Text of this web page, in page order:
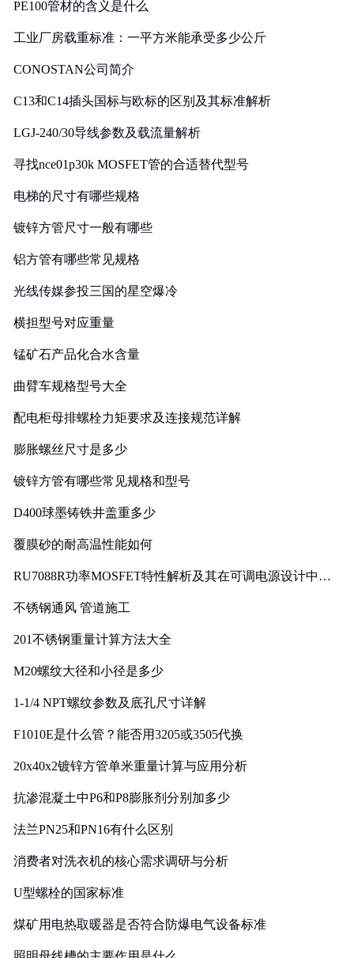
PE100管材的含义是什么
工业厂房载重标准：一平方米能承受多少公斤
CONOSTAN公司简介
C13和C14插头国标与欧标的区别及其标准解析
LGJ-240/30导线参数及载流量解析
寻找nce01p30k MOSFET管的合适替代型号
电梯的尺寸有哪些规格
镀锌方管尺寸一般有哪些
铝方管有哪些常见规格
光线传媒参投三国的星空爆冷
横担型号对应重量
锰矿石产品化合水含量
曲臂车规格型号大全
配电柜母排螺栓力矩要求及连接规范详解
膨胀螺丝尺寸是多少
镀锌方管有哪些常见规格和型号
D400球墨铸铁井盖重多少
覆膜砂的耐高温性能如何
RU7088R功率MOSFET特性解析及其在可调电源设计中的
不锈钢通风 管道施工
201不锈钢重量计算方法大全
M20螺纹大径和小径是多少
1-1/4 NPT螺纹参数及底孔尺寸详解
F1010E是什么管？能否用3205或3505代换
20x40x2镀锌方管单米重量计算与应用分析
抗渗混凝土中P6和P8膨胀剂分别加多少
法兰PN25和PN16有什么区别
消费者对洗衣机的核心需求调研与分析
U型螺栓的国家标准
煤矿用电热取暖器是否符合防爆电气设备标准